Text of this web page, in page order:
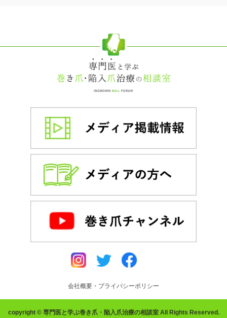
会社概要・プライバシーポリシー
copyright © 専門医と学ぶ巻き爪・陥入爪治療の相談室 All Rights Reserved.